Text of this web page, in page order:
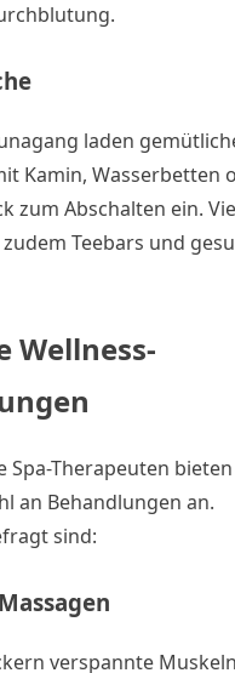
laden
Kamin, Wasserbetten
zum Abschalten ein.
Teebars und
Wellness-
Spa-Therapeuten
an Behandlungen an.
sind:
verspannte